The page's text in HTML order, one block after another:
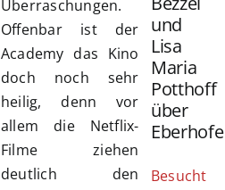
Überraschungen.
Offenbar ist der
Academy das Kino
doch noch sehr
heilig, denn vor
allem die Netflix-
Filme ziehen
deutlich den
und
Lisa
Maria
Potthoff
über
Besucht